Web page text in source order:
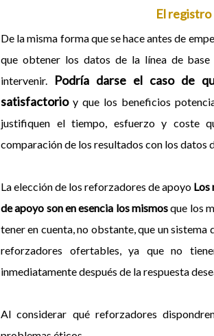
El registro
De la misma forma que se hace antes de
que obtener los datos de la línea de
intervenir.
Podría darse el caso de
satisfactorioy que los beneficios
justifiquen el tiempo, esfuerzo y coste
comparación de los resultados con los datos
La elección de los reforzadores de apoyo Los
de apoyo son en esencia los mismosque los
tener en cuenta, no obstante, que un
reforzadores ofertables, ya que no
inmediatamente después de la respuesta
Al considerar qué reforzadores